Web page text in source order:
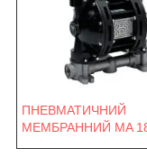
ПНЕВМАТИЧНИЙ
МЕМБРАННИЙ MA